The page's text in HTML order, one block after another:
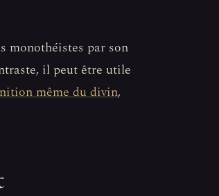
monothéistes par son
il peut être utile
même du divin,